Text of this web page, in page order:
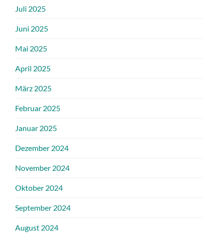
Juli 2025
Juni 2025
Mai 2025
April 2025
März 2025
Februar 2025
Januar 2025
Dezember 2024
November 2024
Oktober 2024
September 2024
August 2024